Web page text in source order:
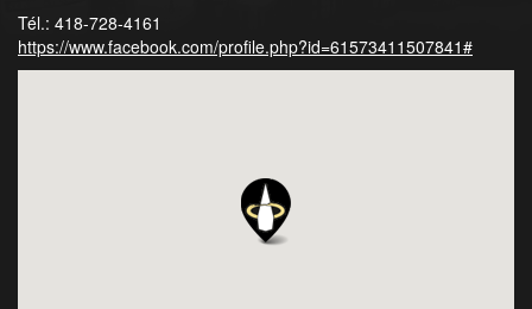
Tél.: 418-728-4161
https://www.facebook.com/profile.php?id=61573411507841#